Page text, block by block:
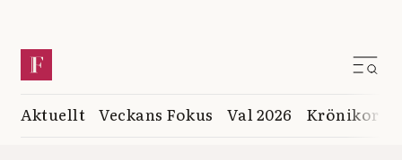
Aktuellt Veckans Fokus Val 2026 Krönikor